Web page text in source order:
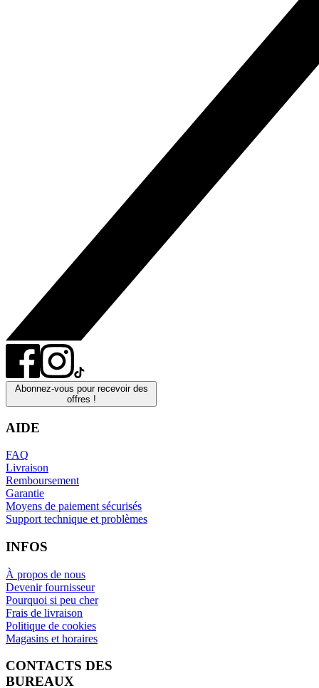
Abonnez-vous pour recevoir des
offres !
AIDE
FAQ
Livraison
Remboursement
Garantie
Moyens de paiement sécurisés
Support technique et problèmes
INFOS
À propos de nous
Devenir fournisseur
Pourquoi si peu cher
Frais de livraison
Politique de cookies
Magasins et horaires
CONTACTS DES
BUREAUX